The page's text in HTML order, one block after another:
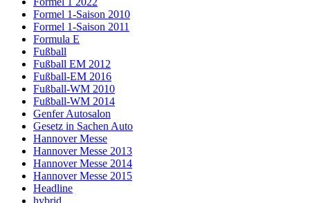
Formel 1-Saison 2010
Formel 1-Saison 2011
Formula E
Fußball
Fußball EM 2012
Fußball-EM 2016
Fußball-WM 2010
Fußball-WM 2014
Genfer Autosalon
Gesetz in Sachen Auto
Hannover Messe
Hannover Messe 2013
Hannover Messe 2014
Hannover Messe 2015
Headline
hybrid